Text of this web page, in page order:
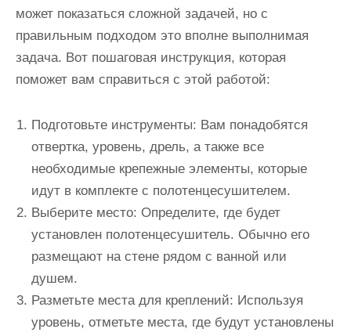
может показаться сложной задачей, но с
правильным подходом это вполне выполнимая
задача. Вот пошаговая инструкция, которая
поможет вам справиться с этой работой:
Подготовьте инструменты: Вам понадобятся
отвертка, уровень, дрель, а также все
необходимые крепежные элементы, которые
идут в комплекте с полотенцесушителем.
Выберите место: Определите, где будет
установлен полотенцесушитель. Обычно его
размещают на стене рядом с ванной или
душем.
Разметьте места для креплений: Используя
уровень, отметьте места, где будут установлены